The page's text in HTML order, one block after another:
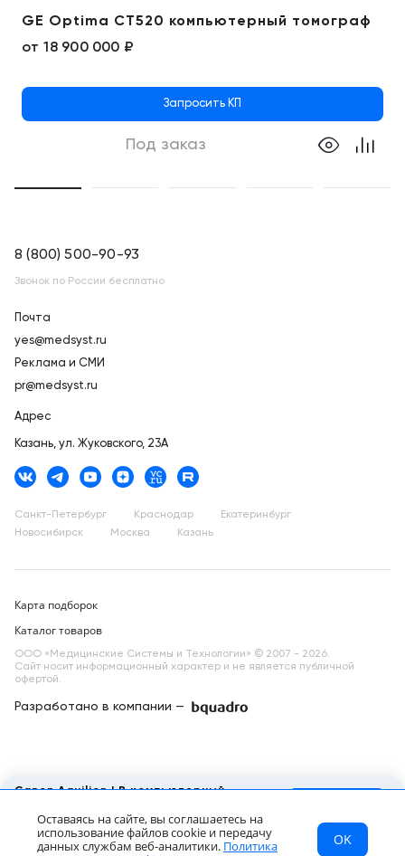
МСТ Каталог
Главная
Canon Aquilion LB компьютерный
Цена по запросу
GE Optima CT520 компьютерный томограф
от 18 900 000 ₽
Запросить КП
Под заказ
8 (800) 500-90-93
Звонок по России бесплатно
Почта
yes@medsyst.ru
Реклама и СМИ
pr@medsyst.ru
Адрес
Казань, ул. Жуковского, 23А
Санкт-Петербург Краснодар
Екатеринбург
Новосибирск
Москва Казань
Карта подборок
Каталог товаров
ООО «Медицинские Системы и Технологии» © 2007 - 2026.
Сайт носит информационный характер и не является публичной
офертой.
Разработано в компании —
Оставаясь на сайте, вы соглашаетесь на
использование файлов cookie и передачу
данных службам веб-аналитики. Политика
OK